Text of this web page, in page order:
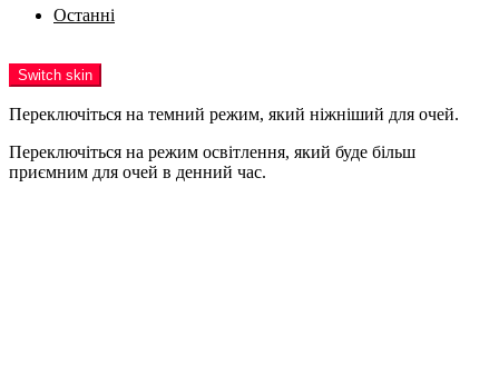
Останні
Switch skin
Переключіться на темний режим, який ніжніший для очей.
Переключіться на режим освітлення, який буде більш
приємним для очей в денний час.